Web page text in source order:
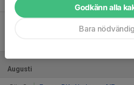
Sportfältet 1
Augusti
Godkänn alla
Bara